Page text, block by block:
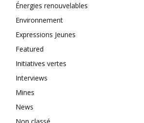
Énergies renouvelables
Environnement
Expressions Jeunes
Featured
Initiatives vertes
Interviews
Mines
News
Non classé